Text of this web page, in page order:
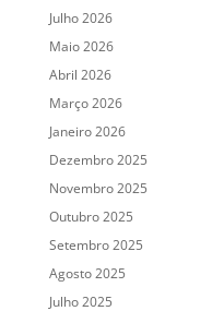
Julho 2026
Maio 2026
Abril 2026
Março 2026
Janeiro 2026
Dezembro 2025
Novembro 2025
Outubro 2025
Setembro 2025
Agosto 2025
Julho 2025